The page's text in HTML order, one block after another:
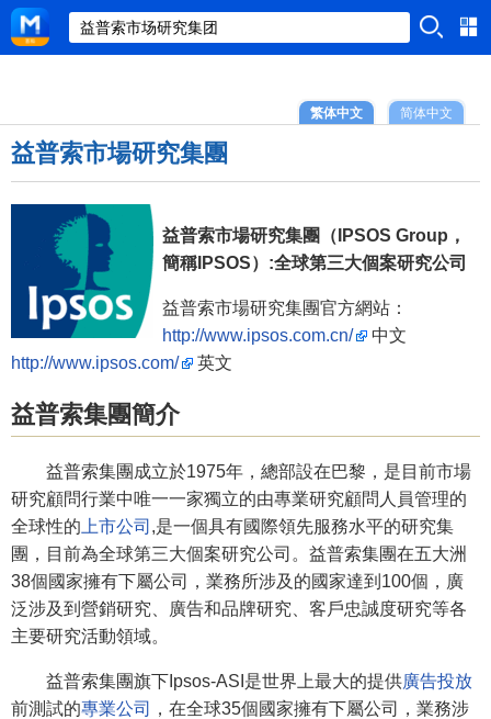
简体中文
繁体中文
益普索市場研究集團
益普索市場研究集團（IPSOS Group，
簡稱IPSOS）:全球第三大個案研究公司
益普索市場研究集團官方網站：
http://www.ipsos.com.cn/
中文
http://www.ipsos.com/
英文
益普索集團簡介
益普索集團成立於1975年，總部設在巴黎，是目前市場
研究顧問行業中唯一一家獨立的由專業研究顧問人員管理的
全球性的 上市公司 ,是一個具有國際領先服務水平的研究集
團，目前為全球第三大個案研究公司。益普索集團在五大洲
38個國家擁有下屬公司，業務所涉及的國家達到100個，廣
泛涉及到營銷研究、廣告和品牌研究、客戶忠誠度研究等各
主要研究活動領域。
益普索集團旗下Ipsos-ASI是世界上最大的提供廣告投放
前測試的專業公司
，在全球35個國家擁有下屬公司，業務涉